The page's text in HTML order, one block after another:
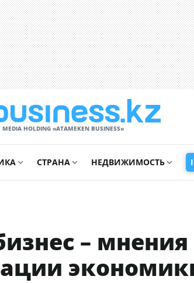
MEDIA HOLDING «ATAMEKЕN BUSINESS»
СТРАНА НЕДВИЖИМОСТЬ
– мнения